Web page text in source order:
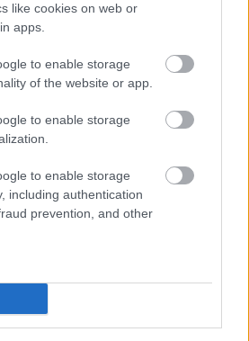
like cookies on web or
apps.
to enable storage
of the website or app.
to enable storage
to enable storage
including authentication
prevention, and other
területén dolgozol, akkor biztos
tartalom kifejezéssel. Ez
tartalmakra utal, amik nagy
ki és gyorsan terjednek a
Sok vállalkozás tekinti a